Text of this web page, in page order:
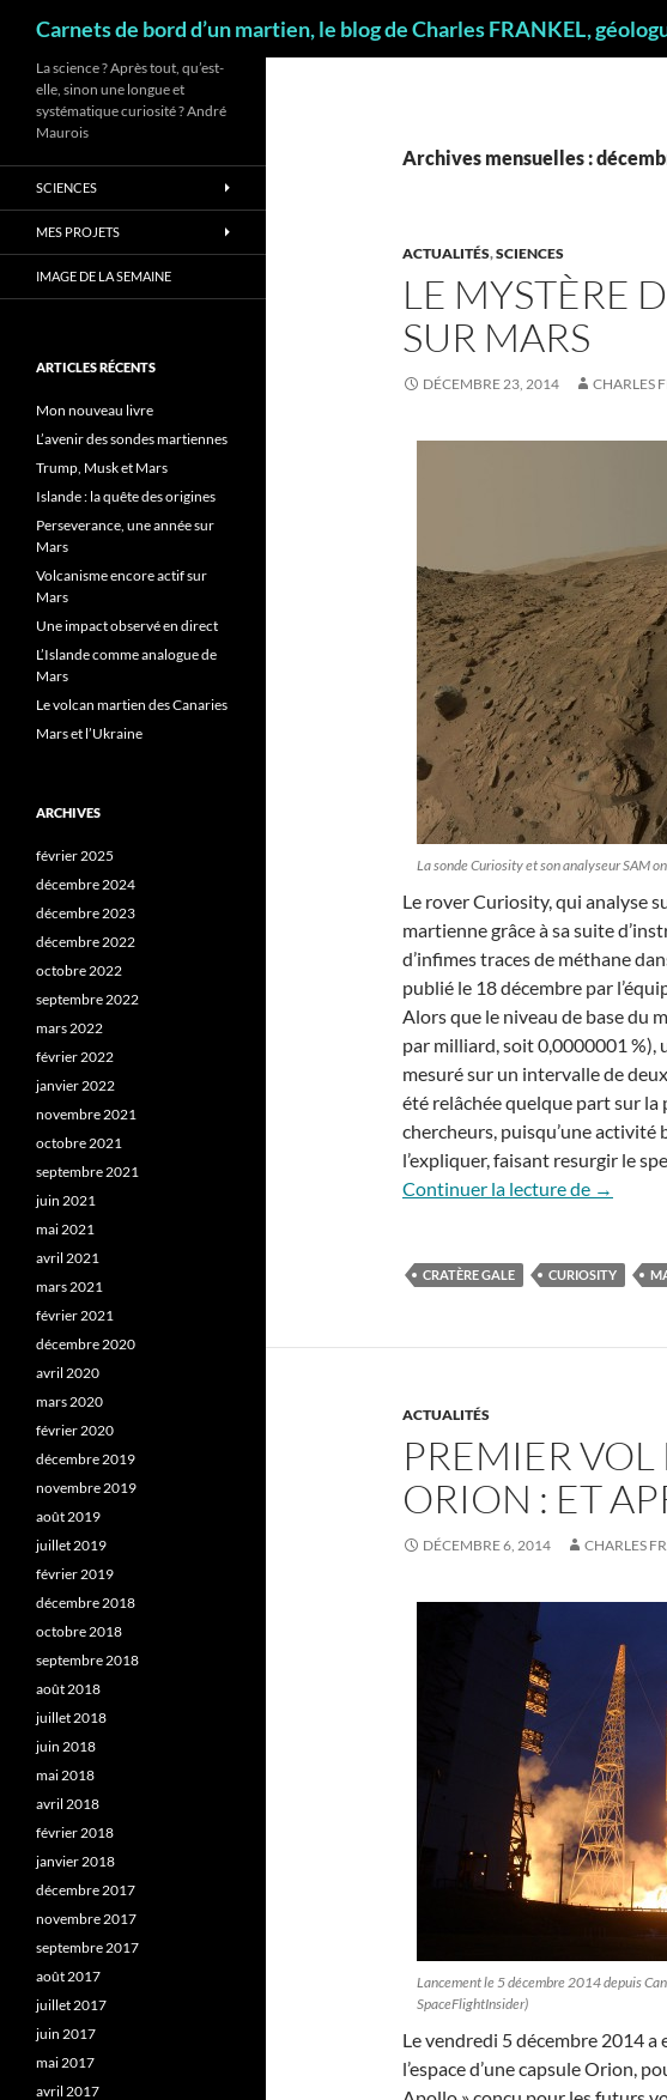
Carnets de bord d’un martien, le blog de Charles FRANKEL,
Archives mensuelles :
ACTUALITÉS,SCIENCES
LE MYSTÈRE
SUR MARS
DÉCEMBRE 23, 2014 CHARLES
La sonde Curiosity et son analyseur SAM
Le rover Curiosity, qui analyse
martienne grâce à sa suite
d’infimes traces de méthane
publié le 18 décembre par
Alors que le niveau de base du
par milliard, soit 0,0000001
mesuré sur un intervalle de
été relâchée quelque part sur
chercheurs, puisqu’une activité
l’expliquer, faisant resurgir le
Continuer la lecture de Le
→
CRATÈRE GALE CURIOSITY
ACTUALITÉS
PREMIER VOL
ORION : ET
DÉCEMBRE 6, 2014 CHARLES
Lancement le 5 décembre 2014 depuis
SpaceFlightInsider)
Le vendredi 5 décembre 2014
l’espace d’une capsule Orion,
La science ? Après tout, qu’est-
elle, sinon une longue et
systématique curiosité ? André
Maurois
SCIENCES
MES PROJETS
IMAGE DE LA SEMAINE
ARTICLES RÉCENTS
Mon nouveau livre
L’avenir des sondes martiennes
Trump, Musk et Mars
Islande : la quête des origines
Perseverance, une année sur
Mars
Volcanisme encore actif sur
Mars
Une impact observé en direct
L’Islande comme analogue de
Mars
Le volcan martien des Canaries
Mars et l’Ukraine
ARCHIVES
février 2025
décembre 2024
décembre 2023
décembre 2022
octobre 2022
septembre 2022
mars 2022
février 2022
janvier 2022
novembre 2021
octobre 2021
septembre 2021
juin 2021
mai 2021
avril 2021
mars 2021
février 2021
décembre 2020
avril 2020
mars 2020
février 2020
décembre 2019
novembre 2019
août 2019
juillet 2019
février 2019
décembre 2018
octobre 2018
septembre 2018
août 2018
juillet 2018
juin 2018
mai 2018
avril 2018
février 2018
janvier 2018
décembre 2017
novembre 2017
septembre 2017
août 2017
juillet 2017
juin 2017
mai 2017
avril 2017